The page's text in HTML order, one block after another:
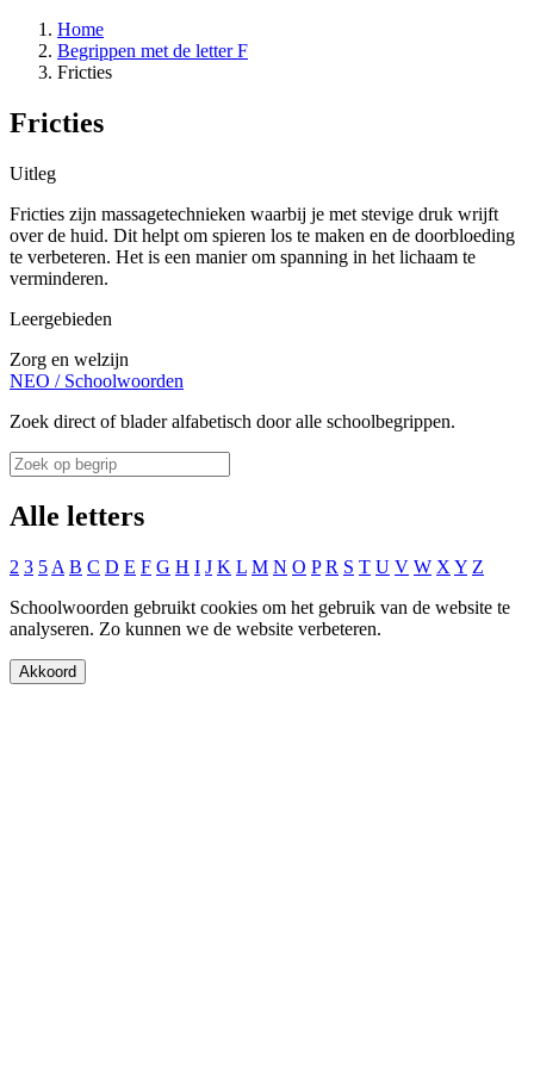
Home
Begrippen met de letter F
Fricties
Fricties
Uitleg
Fricties zijn massagetechnieken waarbij je met stevige druk wrijft
over de huid. Dit helpt om spieren los te maken en de doorbloeding
te verbeteren. Het is een manier om spanning in het lichaam te
verminderen.
Leergebieden
Zorg en welzijn
NEO / Schoolwoorden
Zoek direct of blader alfabetisch door alle schoolbegrippen.
Alle letters
2 3 5 A B C D E F G H I J K L M N O P R S T U V W X Y Z
Schoolwoorden gebruikt cookies om het gebruik van de website te
analyseren. Zo kunnen we de website verbeteren.
Akkoord